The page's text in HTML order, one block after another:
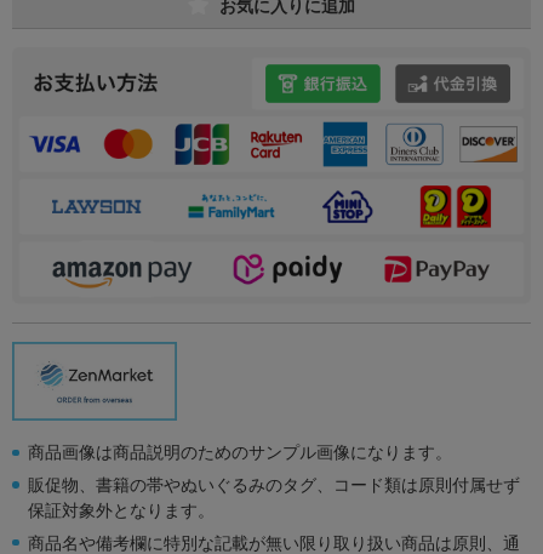
お気に入りに追加
商品画像は商品説明のためのサンプル画像になります。
販促物、書籍の帯やぬいぐるみのタグ、コード類は原則付属せず
保証対象外となります。
商品名や備考欄に特別な記載が無い限り取り扱い商品は原則、通